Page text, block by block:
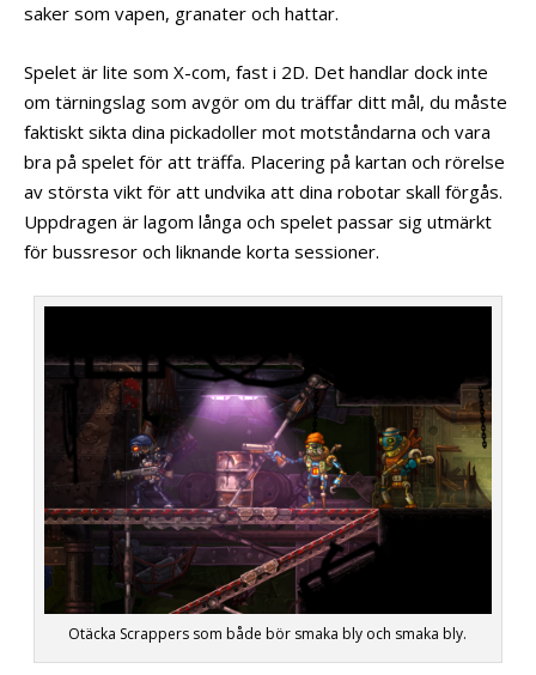
saker som vapen, granater och hattar.
Spelet är lite som X-com, fast i 2D. Det handlar dock inte
om tärningslag som avgör om du träffar ditt mål, du måste
faktiskt sikta dina pickadoller mot motståndarna och vara
bra på spelet för att träffa. Placering på kartan och rörelse
av största vikt för att undvika att dina robotar skall förgås.
Uppdragen är lagom långa och spelet passar sig utmärkt
för bussresor och liknande korta sessioner.
Otäcka Scrappers som både bör smaka bly och smaka bly.